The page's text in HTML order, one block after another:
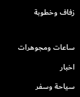
زفاف وخطوبة
ساعات ومجوهرات
اخبار
سياحة وسفر